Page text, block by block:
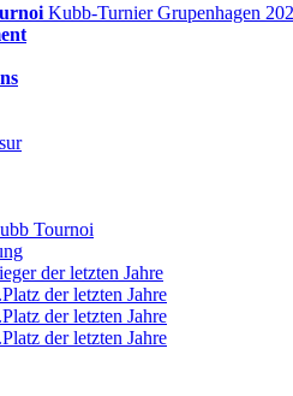
Kubb-Turnier Grupenhagen
Tournoi
der letzten Jahre
der letzten Jahre
der letzten Jahre
der letzten Jahre